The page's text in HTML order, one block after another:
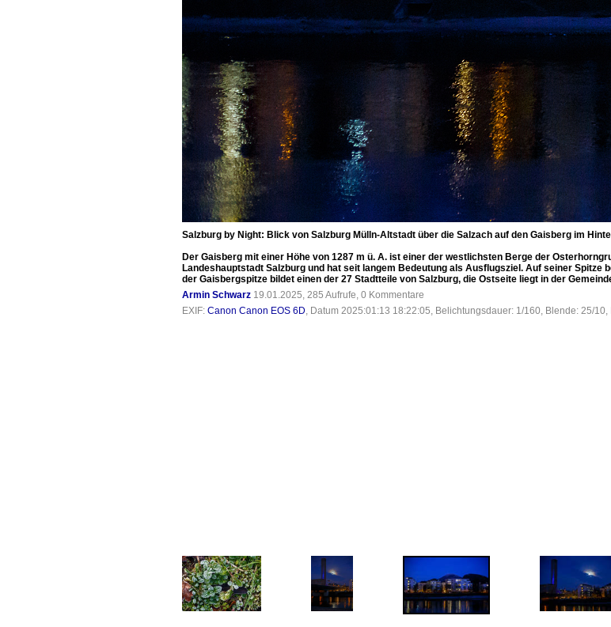
Salzburg by Night: Blick von Salzburg Mülln-Altstadt über die Salzach auf den Gaisberg im
Der Gaisberg mit einer Höhe von 1287 m ü. A. ist einer der westlichsten Berge der
Landeshauptstadt Salzburg und hat seit langem Bedeutung als Ausflugsziel. Auf seiner
der Gaisbergspitze bildet einen der 27 Stadtteile von Salzburg, die Ostseite liegt in der
Armin Schwarz 19.01.2025, 285 Aufrufe, 0 Kommentare
EXIF: Canon Canon EOS 6D, Datum 2025:01:13 18:22:05, Belichtungsdauer: 1/160, Blende: 25/